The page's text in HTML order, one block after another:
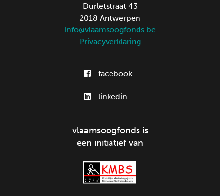
Durletstraat 43
2018 Antwerpen
info@vlaamsoogfonds.be
Privacyverklaring
facebook
linkedin
vlaamsoogfonds is
een initiatief van